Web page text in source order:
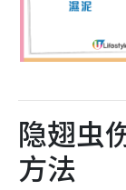
隐翅虫
方法